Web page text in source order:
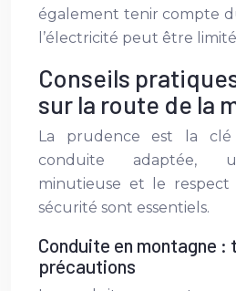
également tenir compte
l’électricité peut être
Conseils
sur la route de la
La prudence est la clé
conduite adaptée,
minutieuse et le respect
sécurité sont essentiels.
Conduite en montagne
précautions